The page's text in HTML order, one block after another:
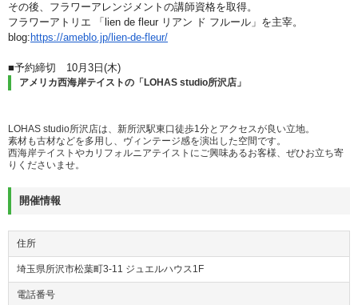
その後、フラワーアレンジメントの講師資格を取得。
フラワーアトリエ 「lien de fleur リアン ド フルール」を主宰。
blog: https://ameblo.jp/lien-de-fleur/
■予約締切 10月3日(木)
アメリカ西海岸テイストの「LOHAS studio所沢店」
LOHAS studio所沢店は、新所沢駅東口徒歩1分とアクセスが良い立地。
素材も古材などを多用し、ヴィンテージ感を演出した空間です。
西海岸テイストやカリフォルニアテイストにご興味あるお客様、ぜひお立ち寄
りくださいませ。
開催情報
住所
埼玉県所沢市松葉町3-11 ジュエルハウス1F
電話番号